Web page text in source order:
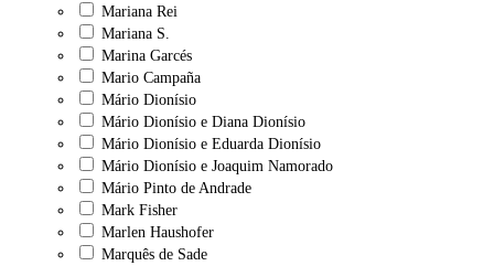
Mariana Rei
Mariana S.
Marina Garcés
Mario Campaña
Mário Dionísio
Mário Dionísio e Diana Dionísio
Mário Dionísio e Eduarda Dionísio
Mário Dionísio e Joaquim Namorado
Mário Pinto de Andrade
Mark Fisher
Marlen Haushofer
Marquês de Sade